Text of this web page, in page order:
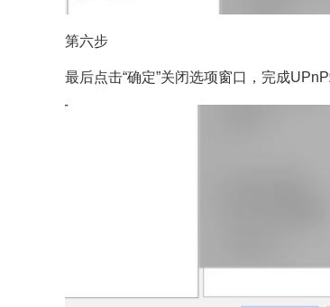
第六步
最后点击“确定”关闭选项窗口，完成UPnP